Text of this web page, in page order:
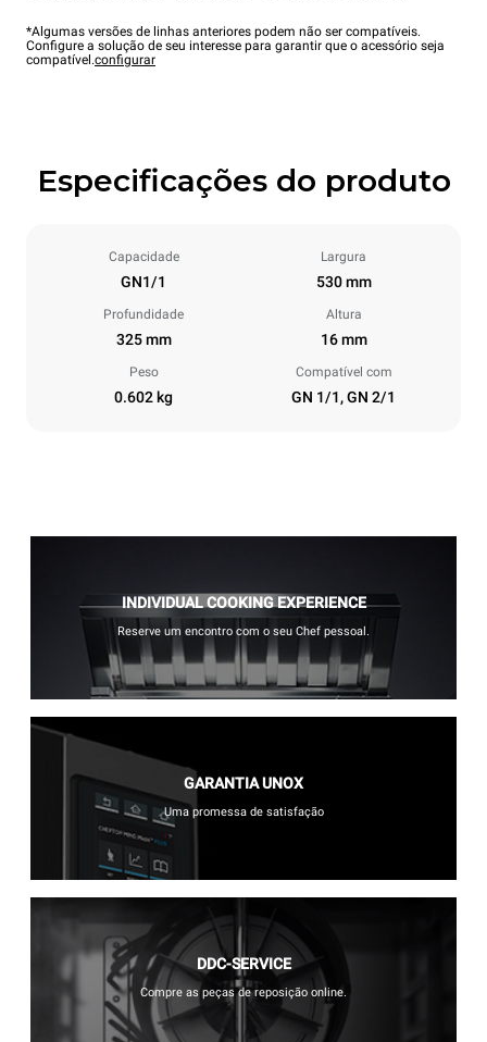
*Algumas versões de linhas anteriores podem não ser compatíveis.
Configure a solução de seu interesse para garantir que o acessório seja
compatível.configurar
Especificações do produto
Capacidade
GN1/1
Largura
530 mm
Profundidade
325 mm
Altura
16 mm
Peso
0.602 kg
Compatível com
GN 1/1, GN 2/1
INDIVIDUAL COOKING EXPERIENCE
Reserve um encontro com o seu Chef pessoal.
GARANTIA UNOX
Uma promessa de satisfação
DDC-SERVICE
Compre as peças de reposição online.